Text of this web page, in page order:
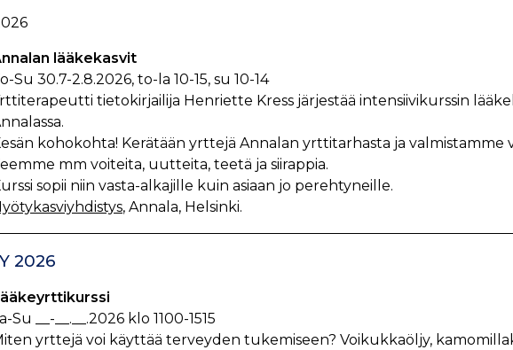
lääkekasvit
Su 30.7-2.8.2026, to-la 10-15, su 10-14
tietokirjailija Henriette Kress järjestää intensiivikurssin
kohokohta! Kerätään yrttejä Annalan yrttitarhasta ja valmistamme
mm voiteita, uutteita, teetä ja siirappia.
sopii niin vasta-alkajille kuin asiaan jo perehtyneille.
, Annala, Helsinki.
2026
Su __-__.__.2026 klo 1100-1515
yrttejä voi käyttää terveyden tukemiseen? Voikukkaöljy,